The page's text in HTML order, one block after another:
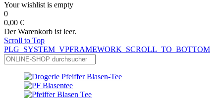
Your wishlist is empty
0
0,00 €
Der Warenkorb ist leer.
Scroll to Top
PLG_SYSTEM_VPFRAMEWORK_SCROLL_TO_BOTTOM